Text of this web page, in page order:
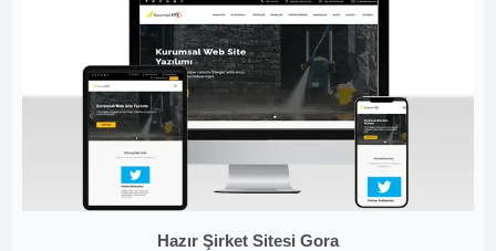
Hazır Şirket Sitesi Gora